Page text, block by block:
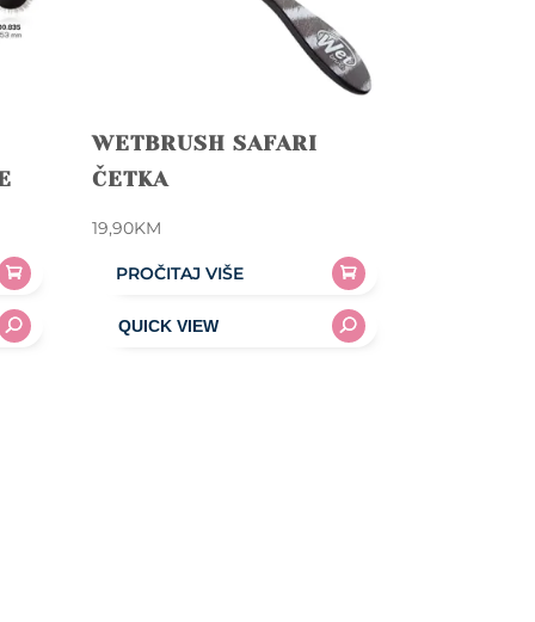
WETBRUSH SAFARI
ČETKA
19,90KM
PROČITAJ VIŠE